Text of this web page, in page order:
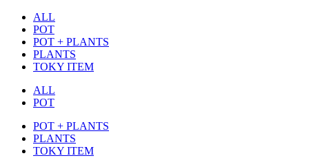
ALL
POT
POT + PLANTS
PLANTS
TOKY ITEM
ALL
POT
POT + PLANTS
PLANTS
TOKY ITEM